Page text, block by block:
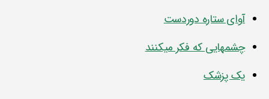
آوای ستاره دوردست
چشمهایی که فکر میکنند
یک پزشک